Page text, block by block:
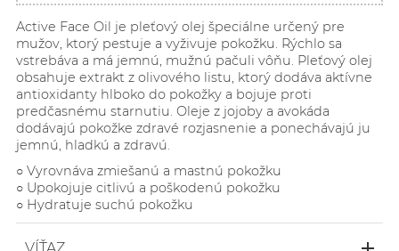
Active Face Oil je pleťový olej špeciálne určený pre
mužov, ktorý pestuje a vyživuje pokožku. Rýchlo sa
vstrebáva a má jemnú, mužnú pačuli vôňu. Pleťový olej
obsahuje extrakt z olivového listu, ktorý dodáva aktívne
antioxidanty hlboko do pokožky a bojuje proti
predčasnému starnutiu. Oleje z jojoby a avokáda
dodávajú pokožke zdravé rozjasnenie a ponechávajú ju
jemnú, hladkú a zdravú.
○ Vyrovnáva zmiešanú a mastnú pokožku
○ Upokojuje citlivú a poškodenú pokožku
○ Hydratuje suchú pokožku
VÍŤAZ